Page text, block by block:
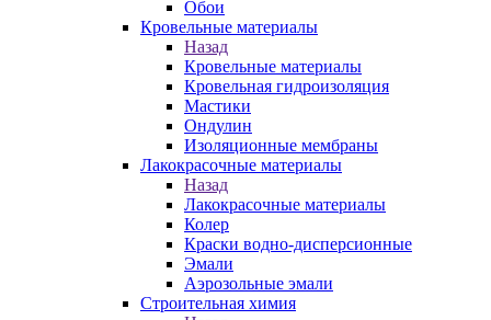
Обои
Кровельные материалы
Назад
Кровельные материалы
Кровельная гидроизоляция
Мастики
Ондулин
Изоляционные мембраны
Лакокрасочные материалы
Назад
Лакокрасочные материалы
Колер
Краски водно-дисперсионные
Эмали
Аэрозольные эмали
Строительная химия